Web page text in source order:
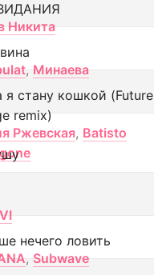
Никита
, Минаева
я стану кошкой (Future
remix)
Ржевская, Batisto
нечего ловить
, Subwave